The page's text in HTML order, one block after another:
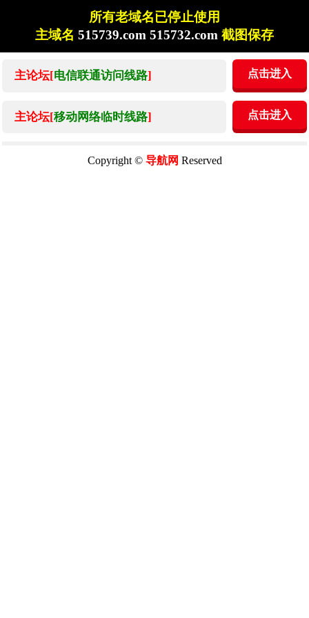
所有老域名已停止使用
主域名 515739.com 515732.com 截图保存
主论坛[电信联通访问线路] 点击进入
主论坛[移动网络临时线路] 点击进入
Copyright © 导航网 Reserved